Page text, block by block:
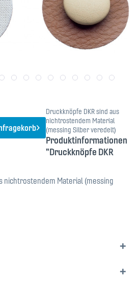
Druckknöpfe DKR sind aus
nichtrostendem Material
(messing Silber veredelt)
Produktinformationen
"Druckknöpfe DKR
nichtrostendem Material (messing